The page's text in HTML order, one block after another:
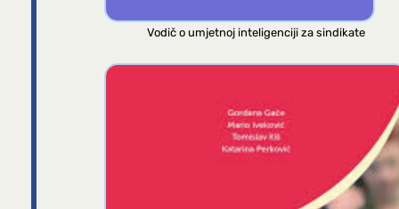
Vodič o umjetnoj inteligenciji za sindikate